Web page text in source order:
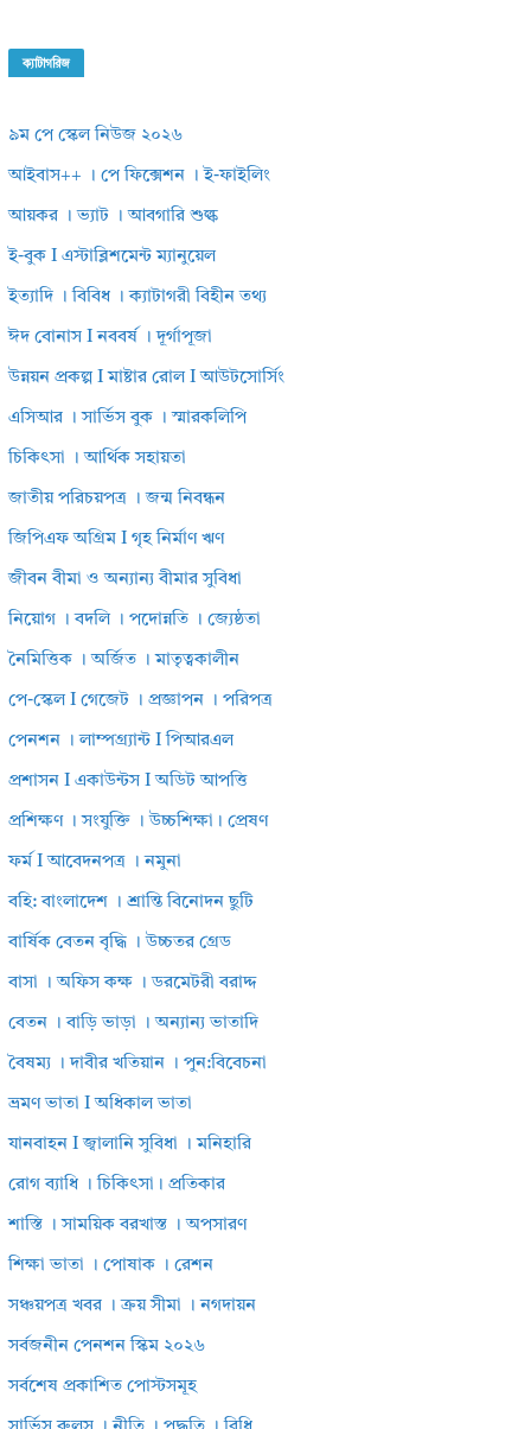
ক্যাটাগরিজ
৯ম পে স্কেল নিউজ ২০২৬
আইবাস++ । পে ফিক্সেশন । ই-ফাইলিং
আয়কর । ভ্যাট । আবগারি শুল্ক
ই-বুক I এস্টাব্লিশমেন্ট ম্যানুয়েল
ইত্যাদি । বিবিধ । ক্যাটাগরী বিহীন তথ্য
ঈদ বোনাস I নববর্ষ । দূর্গাপূজা
উন্নয়ন প্রকল্প I মাষ্টার রোল I আউটসোর্সিং
এসিআর । সার্ভিস বুক । স্মারকলিপি
চিকিৎসা । আর্থিক সহায়তা
জাতীয় পরিচয়পত্র । জন্ম নিবন্ধন
জিপিএফ অগ্রিম I গৃহ নির্মাণ ঋণ
জীবন বীমা ও অন্যান্য বীমার সুবিধা
নিয়োগ । বদলি । পদোন্নতি । জ্যেষ্ঠতা
নৈমিত্তিক । অর্জিত । মাতৃত্বকালীন
পে-স্কেল I গেজেট । প্রজ্ঞাপন । পরিপত্র
পেনশন । লাম্পগ্র্যান্ট I পিআরএল
প্রশাসন I একাউন্টস I অডিট আপত্তি
প্রশিক্ষণ । সংযুক্তি । উচ্চশিক্ষা। প্রেষণ
ফর্ম I আবেদনপত্র । নমুনা
বহি: বাংলাদেশ । শ্রান্তি বিনোদন ছুটি
বার্ষিক বেতন বৃদ্ধি । উচ্চতর গ্রেড
বাসা । অফিস কক্ষ । ডরমেটরী বরাদ্দ
বেতন । বাড়ি ভাড়া । অন্যান্য ভাতাদি
বৈষম্য । দাবীর খতিয়ান । পুন:বিবেচনা
ভ্রমণ ভাতা I অধিকাল ভাতা
যানবাহন I জ্বালানি সুবিধা । মনিহারি
রোগ ব্যাধি । চিকিৎসা। প্রতিকার
শাস্তি । সাময়িক বরখাস্ত । অপসারণ
শিক্ষা ভাতা । পোষাক । রেশন
সঞ্চয়পত্র খবর । ক্রয় সীমা । নগদায়ন
সর্বজনীন পেনশন স্কিম ২০২৬
সর্বশেষ প্রকাশিত পোস্টসমূহ